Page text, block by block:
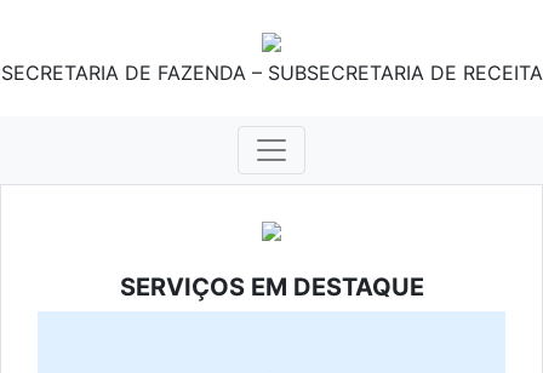
SECRETARIA DE FAZENDA – SUBSECRETARIA DE RECEITA
SERVIÇOS EM DESTAQUE